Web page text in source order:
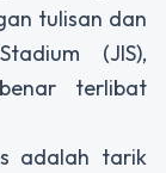
tulisan dan
(JIS),
terlibat
adalah tarik